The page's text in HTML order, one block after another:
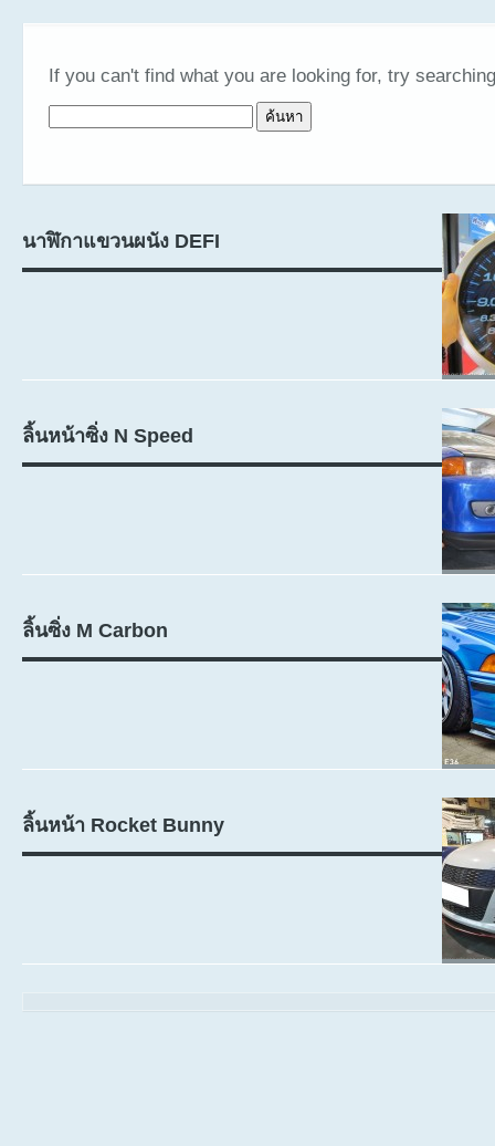
If you can't find what you are looking for, try
นาฬิกาแขวนผนัง DEFI
ลิ้นหน้าซิ่ง N Speed
ลิ้นซิ่ง M Carbon
ลิ้นหน้า Rocket Bunny